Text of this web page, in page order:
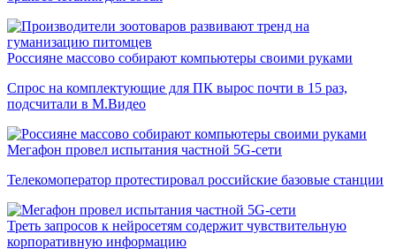
Россияне массово собирают компьютеры своими руками
Спрос на комплектующие для ПК вырос почти в 15 раз,
подсчитали в М.Видео
Мегафон провел испытания частной 5G-сети
Телекомоператор протестировал российские базовые станции
Треть запросов к нейросетям содержит чувствительную
корпоративную информацию